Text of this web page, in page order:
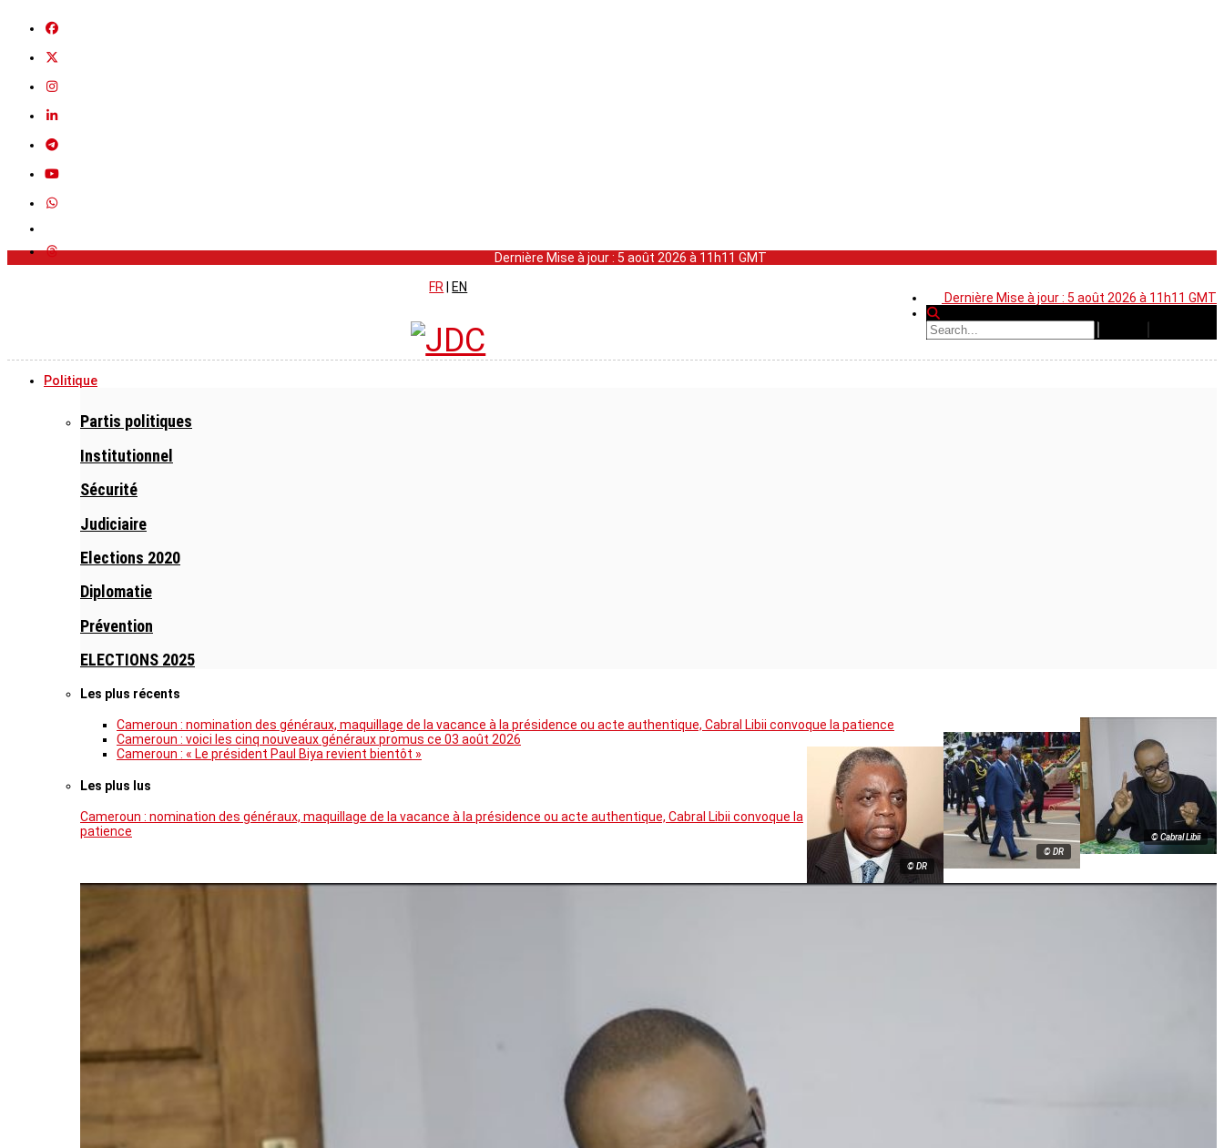
Dernière Mise à jour : 5 août 2026 à 11h11 GMT
Dernière Mise à jour : 5 août 2026 à 11h11 GMT
FR
EN
Politique
Partis politiques
Institutionnel
Sécurité
Judiciaire
Elections 2020
Diplomatie
Prévention
ELECTIONS 2025
Les plus récents
© Cabral Libii
Cameroun : nomination des généraux, maquillage de la vacance à la présidence ou acte authentique, Cabral Libii convoque la patience
© DR
Cameroun : voici les cinq nouveaux généraux promus ce 03 août 2026
© DR
Cameroun : « Le président Paul Biya revient bientôt »
Les plus lus
Cameroun : nomination des généraux, maquillage de la vacance à la présidence ou acte authentique, Cabral Libii convoque la
patience